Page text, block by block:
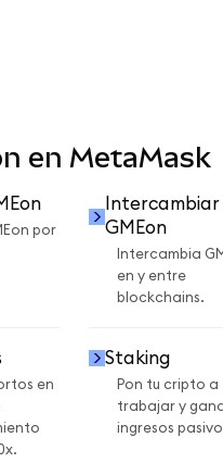
en MetaMask
por
Intercambiar
GMEon
Intercambia
en y entre
blockchains.
en
Staking
Pon tu cripto a
trabajar y
ingresos